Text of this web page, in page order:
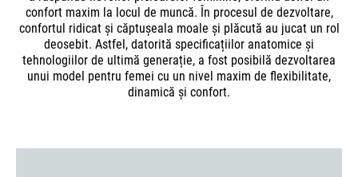
confort maxim la locul de muncă. În procesul de dezvoltare,
confortul ridicat și căptușeala moale și plăcută au jucat un rol
deosebit. Astfel, datorită specificațiilor anatomice și
tehnologiilor de ultimă generație, a fost posibilă dezvoltarea
unui model pentru femei cu un nivel maxim de flexibilitate,
dinamică și confort.